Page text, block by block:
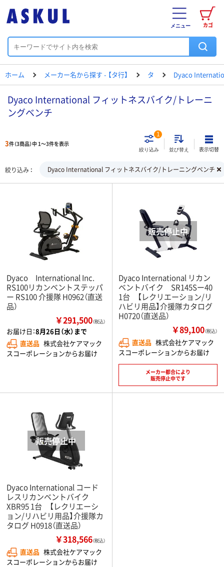
カゴ
メニュー
ホーム メーカー名から探す - 【タ行】 タ Dyaco
Dyaco International フィットネスバイク/トレーニ
ングベンチ
3件（3商品）中 1～3件を表示
絞り込み
1
並び替え 表示切替
絞り込み Dyaco International フィットネスバイク/トレーニングベンチ
Dyaco International Inc.
RS100リカンベントステッパ
ー RS100 介援隊 H0962（直送
品）
￥291,500（税込）
お届け日：8月26日（水）まで
直送品 株式会社ケアマック
スコーポレーションからお届け
Dyaco International リカン
ベントバイク SR145Sー40
1台 【レクリエーション/リ
ハビリ用品】介援隊カタログ
H0720（直送品）
￥89,100（税込）
直送品 株式会社ケアマック
スコーポレーションからお届け
メーカー都合により
販売停止中です
Dyaco International コード
レスリカンベントバイク
XBR95 1台 【レクリエーシ
ョン/リハビリ用品】介援隊カ
タログ H0918（直送品）
￥318,566（税込）
直送品 株式会社ケアマック
スコーポレーションからお届け